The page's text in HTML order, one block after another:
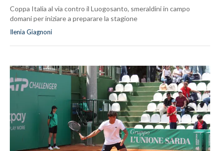
Coppa Italia al via contro il Luogosanto, smeraldini in campo
domani per iniziare a preparare la stagione
Ilenia Giagnoni